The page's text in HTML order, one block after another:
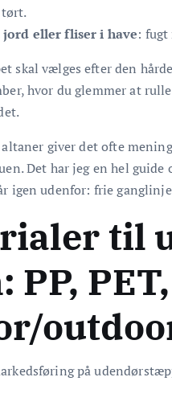
jord eller fliser i have: fugt
skal vælges efter den
hvor du glemmer at
giver det ofte
Det har jeg en hel guide
igen udenfor: frie
til
PP,
på